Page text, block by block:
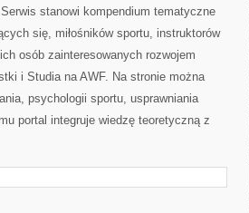
stanowi kompendium tematyczne
się, miłośników sportu, instruktorów
osób zainteresowanych rozwojem
i Studia na AWF. Na stronie można
psychologii sportu, usprawniania
portal integruje wiedzę teoretyczną z